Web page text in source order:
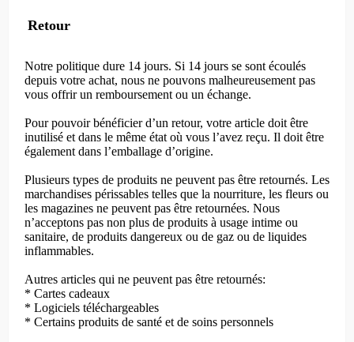
Retour
Notre politique dure 14 jours. Si 14 jours se sont écoulés
depuis votre achat, nous ne pouvons malheureusement pas
vous offrir un remboursement ou un échange.
Pour pouvoir bénéficier d’un retour, votre article doit être
inutilisé et dans le même état où vous l’avez reçu. Il doit être
également dans l’emballage d’origine.
Plusieurs types de produits ne peuvent pas être retournés. Les
marchandises périssables telles que la nourriture, les fleurs ou
les magazines ne peuvent pas être retournées. Nous
n’acceptons pas non plus de produits à usage intime ou
sanitaire, de produits dangereux ou de gaz ou de liquides
inflammables.
Autres articles qui ne peuvent pas être retournés:
* Cartes cadeaux
* Logiciels téléchargeables
* Certains produits de santé et de soins personnels